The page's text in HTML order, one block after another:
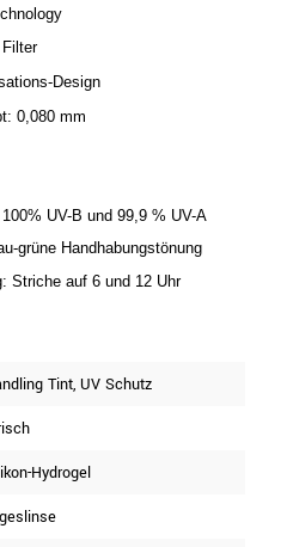
Design
0,080 mm
UV-B und 99,9 % UV-A
grüne Handhabungstönung
Striche auf 6 und 12 Uhr
Tint, UV Schutz
Hydrogel